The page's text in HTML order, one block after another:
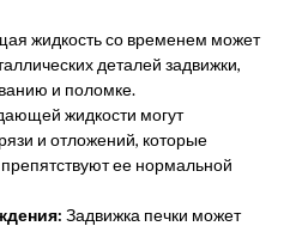
жидкость со временем может
деталей задвижки,
и поломке.
жидкости могут
и отложений, которые
ее нормальной
Задвижка печки может